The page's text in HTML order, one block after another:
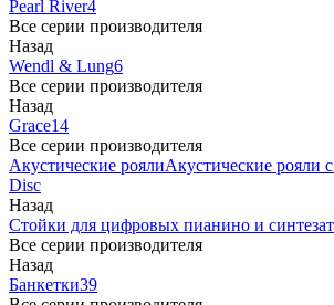
Pearl River4
Все серии производителя
Назад
Wendl & Lung6
Все серии производителя
Назад
Grace14
Все серии производителя
Акустические роялиАкустические рояли
Disc
Назад
Стойки для цифровых пианино и
Все серии производителя
Назад
Банкетки39